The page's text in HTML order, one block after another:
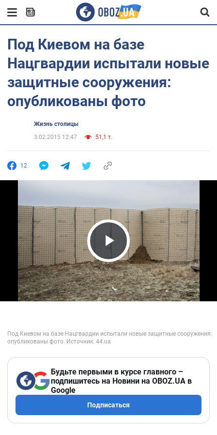
Под Киевом на базе
Нацгвардии испытали новые
защитные сооружения:
опубликованы фото
Жизнь столицы
3.02.2015 12:47
51,1 т.
12
Play Video
Будьте первыми в курсе главного –
подпишитесь на Новини на OBOZ.UA в
Google
Подписаться